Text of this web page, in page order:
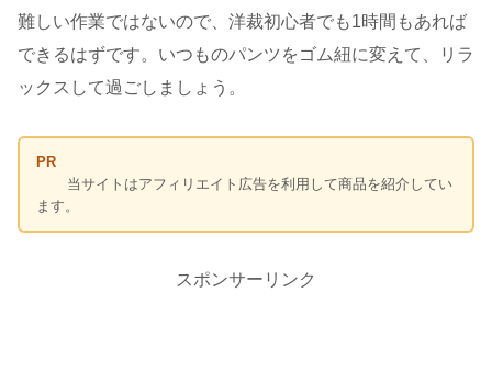
難しい作業ではないので、洋裁初心者でも1時間もあれば
できるはずです。いつものパンツをゴム紐に変えて、リラ
ックスして過ごしましょう。
PR
当サイトはアフィリエイト広告を利用して商品を紹介してい
ます。
スポンサーリンク